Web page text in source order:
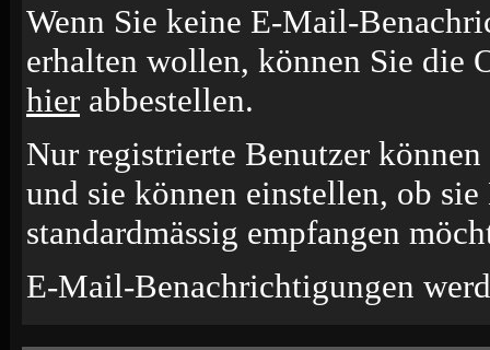
Wenn Sie keine E-Mail-
erhalten wollen, können Sie die
hier abbestellen.
Nur registrierte Benutzer
und sie können einstellen, ob
standardmässig empfangen
E-Mail-Benachrichtigungen